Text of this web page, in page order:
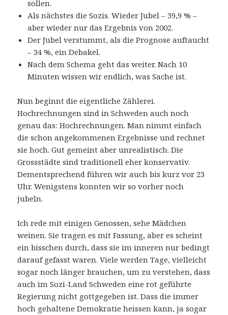
sollen.
Als nächstes die Sozis. Wieder Jubel – 39,9 % –
aber wieder nur das Ergebnis von 2002.
Der Jubel verstummt, als die Prognose auftaucht
– 34 %, ein Debakel.
Nach dem Schema geht das weiter. Nach 10
Minuten wissen wir endlich, was Sache ist.
Nun beginnt die eigentliche Zählerei.
Hochrechnungen sind in Schweden auch noch
genau das: Hochrechnungen. Man nimmt einfach
die schon angekommenen Ergebnisse und rechnet
sie hoch. Gut gemeint aber unrealistisch. Die
Grossstädte sind traditionell eher konservativ.
Dementsprechend führen wir auch bis kurz vor 23
Uhr. Wenigstens konnten wir so vorher noch
jubeln.
Ich rede mit einigen Genossen, sehe Mädchen
weinen. Sie tragen es mit Fassung, aber es scheint
ein bisschen durch, dass sie im inneren nur bedingt
darauf gefasst waren. Viele werden Tage, vielleicht
sogar noch länger brauchen, um zu verstehen, dass
auch im Sozi-Land Schweden eine rot geführte
Regierung nicht gottgegeben ist. Dass die immer
hoch gehaltene Demokratie heissen kann, ja sogar